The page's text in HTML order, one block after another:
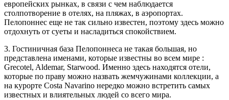
европейских рынках, в связи с чем наблюдается
столпотворение в отелях, на пляжах, в аэропортах.
Пелопоннес еще не так сильно известен, поэтому здесь можно
отдохнуть от суеты и насладиться спокойствием.
3. Гостиничная база Пелопоннеса не такая большая, но
представлена именами, которые известны во всем мире :
Grecotel, Aldemar, Starwood. Именно здесь находятся отели,
которые по праву можно назвать жемчужинами коллекции, а
на курорте Costa Navarino нередко можно встретить самых
известных и влиятельных людей со всего мира.